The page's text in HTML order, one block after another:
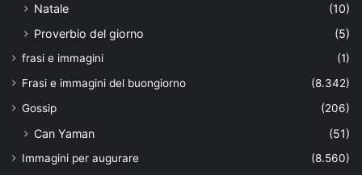
Natale
(10)
Proverbio del giorno
(5)
frasi e immagini
(1)
Frasi e immagini del buongiorno
(8.342)
Gossip
(206)
Can Yaman (51)
Immagini per augurare (8.560)